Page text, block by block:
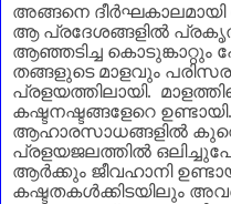
അങ്ങനെ
ആ പ്രദേശങ്ങളിൽ
ആഞ്ഞടിച്ച കൊടുങ്കാറ്റും
തങ്ങളുടെ മാളവും
പ്രളയത്തിലായി.
കഷ്ടനഷ്ടങ്ങളേറെ
ആഹാരസാധങ്ങളിൽ കുറെ
പ്രളയജലത്തിൽ
ആർക്കും ജീവഹാനി
കഷ്ടതകൾക്കിടയിലും